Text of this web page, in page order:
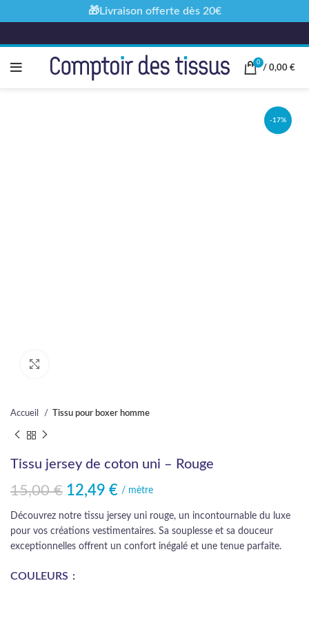
0
/ 0,00 €
-17%
Accueil Tissu pour boxer homme
Tissu jersey de coton uni – Rouge
15,00€
Le prix initial était : 15,00 €.
12,49 €
Le prix actuel est : 12,49 €./ mètre
Découvrez notre tissu jersey uni rouge, un incontournable du luxe
pour vos créations vestimentaires. Sa souplesse et sa douceur
exceptionnelles offrent un confort inégalé et une tenue parfaite.
COULEURS
🎁Livraison offerte dès 20€